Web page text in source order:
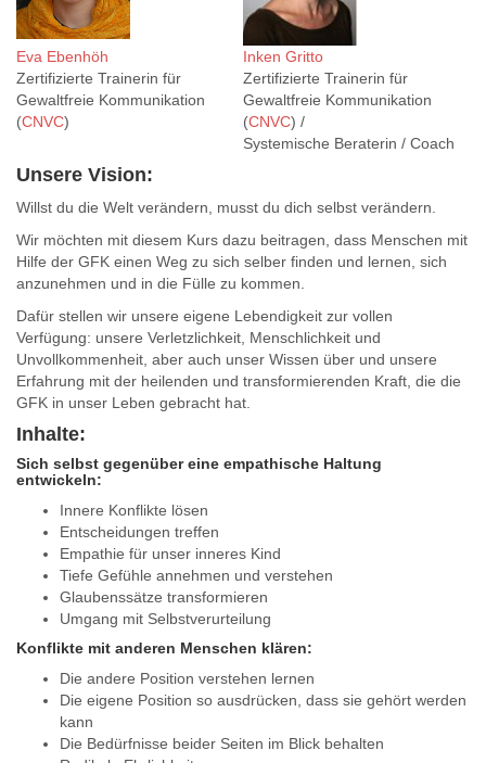
Eva Ebenhöh
Inken Gritto
Zertifizierte Trainerin für
Zertifizierte Trainerin für
Gewaltfreie Kommunikation
(CNVC)
Gewaltfreie Kommunikation
(CNVC) /
Systemische Beraterin / Coach
Unsere Vision:
Willst du die Welt verändern, musst du dich selbst verändern.
Wir möchten mit diesem Kurs dazu beitragen, dass Menschen mit
Hilfe der GFK einen Weg zu sich selber finden und lernen, sich
anzunehmen und in die Fülle zu kommen.
Dafür stellen wir unsere eigene Lebendigkeit zur vollen
Verfügung: unsere Verletzlichkeit, Menschlichkeit und
Unvollkommenheit, aber auch unser Wissen über und unsere
Erfahrung mit der heilenden und transformierenden Kraft, die die
GFK in unser Leben gebracht hat.
Inhalte:
Sich selbst gegenüber eine empathische Haltung
entwickeln:
Innere Konflikte lösen
Entscheidungen treffen
Empathie für unser inneres Kind
Tiefe Gefühle annehmen und verstehen
Glaubenssätze transformieren
Umgang mit Selbstverurteilung
Konflikte mit anderen Menschen klären:
Die andere Position verstehen lernen
Die eigene Position so ausdrücken, dass sie gehört werden
kann
Die Bedürfnisse beider Seiten im Blick behalten